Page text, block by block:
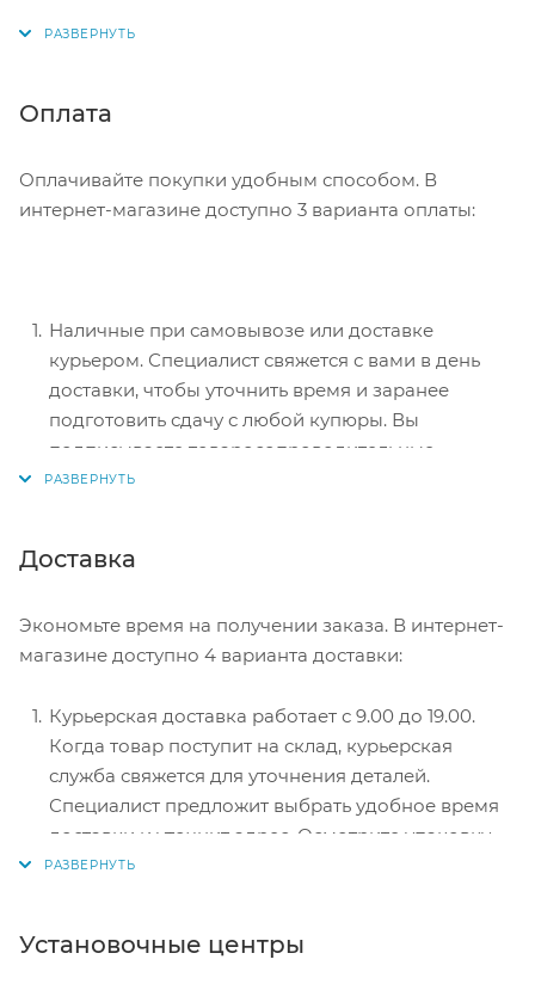
Нажмите кнопку «Оформить заказ».
Оплата
Оплачивайте покупки удобным способом. В
интернет-магазине доступно 3 варианта оплаты:
Наличные при самовывозе или доставке
курьером. Специалист свяжется с вами в день
доставки, чтобы уточнить время и заранее
подготовить сдачу с любой купюры. Вы
подписываете товаросопроводительные
документы, вносите денежные средства,
перенаправит вас на сервер системы ASSIST.
Здесь нужно ввести номер карты, срок действия
Электронные системы при онлайн-заказе:
PayPal, WebMoney и Яндекс.Деньги. Для
совершения покупки система перенаправит вас
на страницу платежного сервиса. Здесь
необходимо заполнить форму по инструкции.
Доставка
Экономьте время на получении заказа. В интернет-
магазине доступно 4 варианта доставки:
Курьерская доставка работает с 9.00 до 19.00.
Когда товар поступит на склад, курьерская
служба свяжется для уточнения деталей.
Специалист предложит выбрать удобное время
доставки и уточнит адрес. Осмотрите упаковку
на целостность и соответствие указанной
для выбора появится в корзине. Когда заказ
Установочные центры